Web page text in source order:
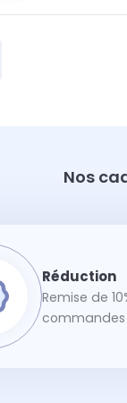
Nos
Remise de